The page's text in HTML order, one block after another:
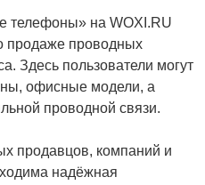
телефоны» на WOXI.RU
продаже проводных
Здесь пользователи могут
офисные модели, а
проводной связи.
продавцов, компаний и
надёжная